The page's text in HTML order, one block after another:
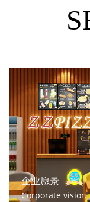
企业愿景
Corporate vision